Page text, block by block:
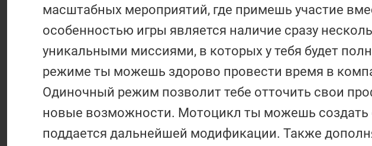
масштабных мероприятий, где примешь участие
особенностью игры является наличие сразу
уникальными миссиями, в которых у тебя будет
режиме ты можешь здорово провести время в
Одиночный режим позволит тебе отточить свои
новые возможности. Мотоцикл ты можешь создать
поддается дальнейшей модификации. Также